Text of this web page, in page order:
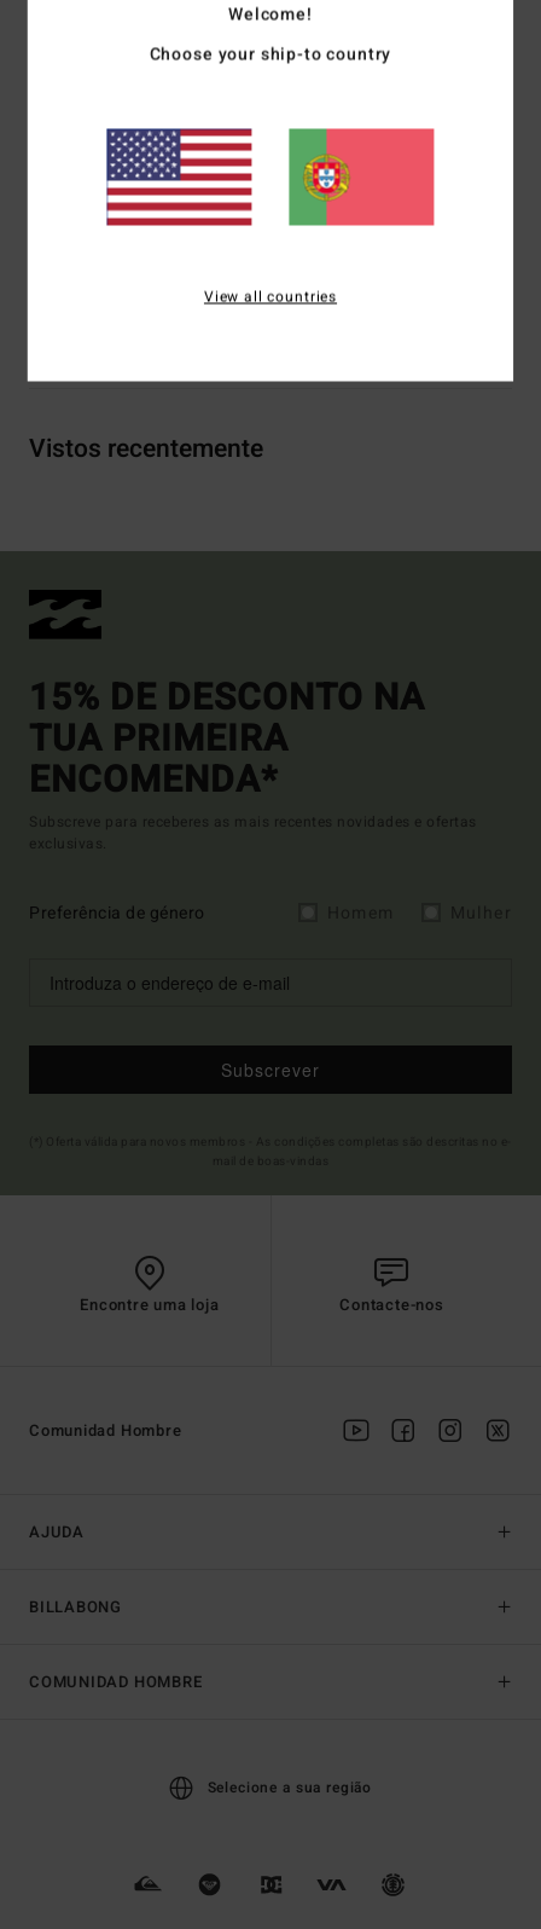
Cotton polyester blend fleece fabric
Redonda
Etiqueta da marca:Bordado de arte Billabong "sunshine"
no peito, etiqueta em tecido
Arte de Ty Williams
Vistos recentemente
15% DE DESCONTO NA
TUA PRIMEIRA
ENCOMENDA*
Subscreve para receberes as mais recentes novidades e ofertas
exclusivas.
Preferência de género
Subscrever
Encontre uma loja Contacte-nos
AJUDA
BILLABONG
Comunidad Hombre
COMUNIDAD HOMBRE
Selecione a sua região
Welcome!
Choose your ship-to country
View all countries